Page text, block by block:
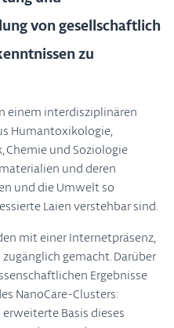
von gesellschaftlich
zu
einem interdisziplinären
Humantoxikologie,
Chemie und Soziologie
und deren
und die Umwelt so
Laien verstehbar sind.
mit einer Internetpräsenz,
gemacht. Darüber
Ergebnisse
NanoCare-Clusters:
erweiterte Basis dieses